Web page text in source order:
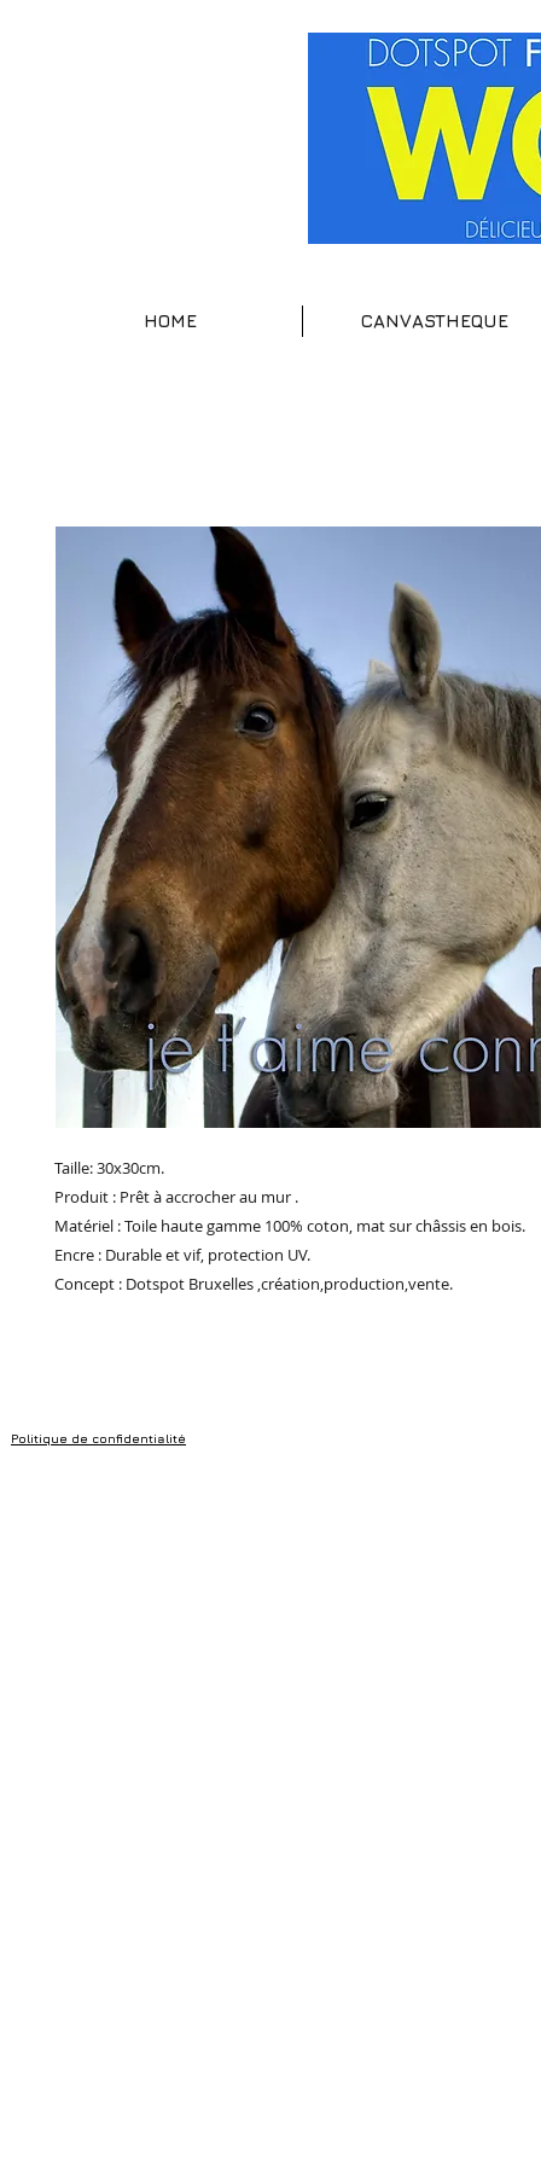
HOME CANVASTHEQUE
Taille: 30x30cm.
Produit : Prêt à accrocher au mur .
Matériel : Toile haute gamme 100% coton, mat sur châssis en bois.
Encre : Durable et vif, protection UV.
Concept : Dotspot Bruxelles ,création,production,vente.
Politique de confidentialité